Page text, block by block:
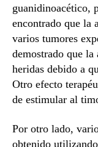
guanidinoacético,
encontrado que la
varios tumores
demostrado que
heridas debido a
Otro efecto
de estimular al
Por otro lado,
obtenido